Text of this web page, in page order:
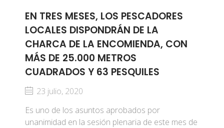
EN TRES MESES, LOS PESCADORES
LOCALES DISPONDRÁN DE LA
CHARCA DE LA ENCOMIENDA, CON
MÁS DE 25.000 METROS
CUADRADOS Y 63 PESQUILES
23 julio, 2020
Es uno de los asuntos aprobados por
unanimidad en la sesión plenaria de este mes de